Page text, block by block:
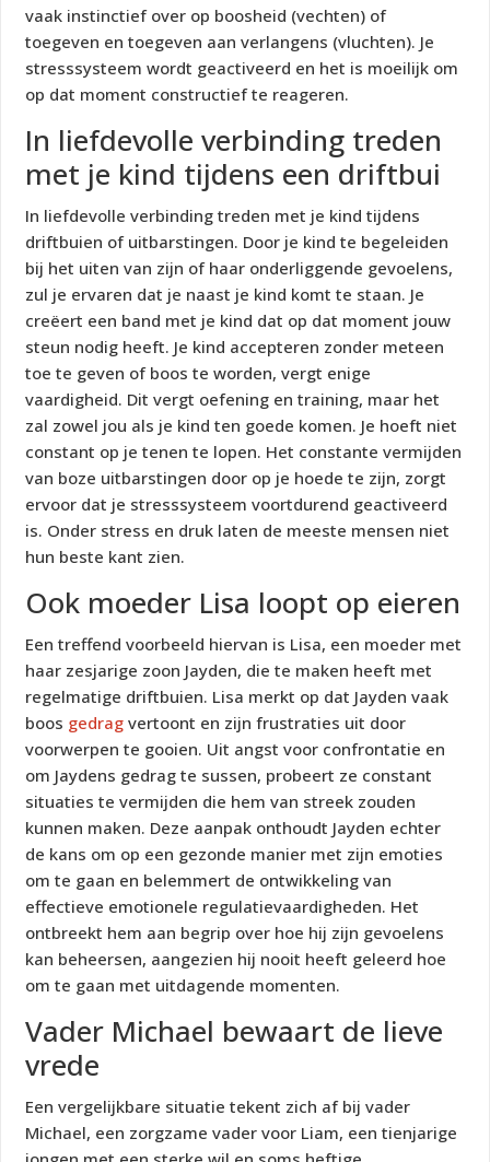
vaak instinctief over op boosheid (vechten) of
toegeven en toegeven aan verlangens (vluchten). Je
stresssysteem wordt geactiveerd en het is moeilijk om
op dat moment constructief te reageren.
In liefdevolle verbinding treden
met je kind tijdens een driftbui
In liefdevolle verbinding treden met je kind tijdens
driftbuien of uitbarstingen. Door je kind te begeleiden
bij het uiten van zijn of haar onderliggende gevoelens,
zul je ervaren dat je naast je kind komt te staan. Je
creëert een band met je kind dat op dat moment jouw
steun nodig heeft. Je kind accepteren zonder meteen
toe te geven of boos te worden, vergt enige
vaardigheid. Dit vergt oefening en training, maar het
zal zowel jou als je kind ten goede komen. Je hoeft niet
constant op je tenen te lopen. Het constante vermijden
van boze uitbarstingen door op je hoede te zijn, zorgt
ervoor dat je stresssysteem voortdurend geactiveerd
is. Onder stress en druk laten de meeste mensen niet
hun beste kant zien.
Ook moeder Lisa loopt op eieren
Een treffend voorbeeld hiervan is Lisa, een moeder met
haar zesjarige zoon Jayden, die te maken heeft met
regelmatige driftbuien. Lisa merkt op dat Jayden vaak
boos gedrag vertoont en zijn frustraties uit door
voorwerpen te gooien. Uit angst voor confrontatie en
om Jaydens gedrag te sussen, probeert ze constant
situaties te vermijden die hem van streek zouden
kunnen maken. Deze aanpak onthoudt Jayden echter
de kans om op een gezonde manier met zijn emoties
om te gaan en belemmert de ontwikkeling van
effectieve emotionele regulatievaardigheden. Het
ontbreekt hem aan begrip over hoe hij zijn gevoelens
kan beheersen, aangezien hij nooit heeft geleerd hoe
om te gaan met uitdagende momenten.
Vader Michael bewaart de lieve
vrede
Een vergelijkbare situatie tekent zich af bij vader
Michael, een zorgzame vader voor Liam, een tienjarige